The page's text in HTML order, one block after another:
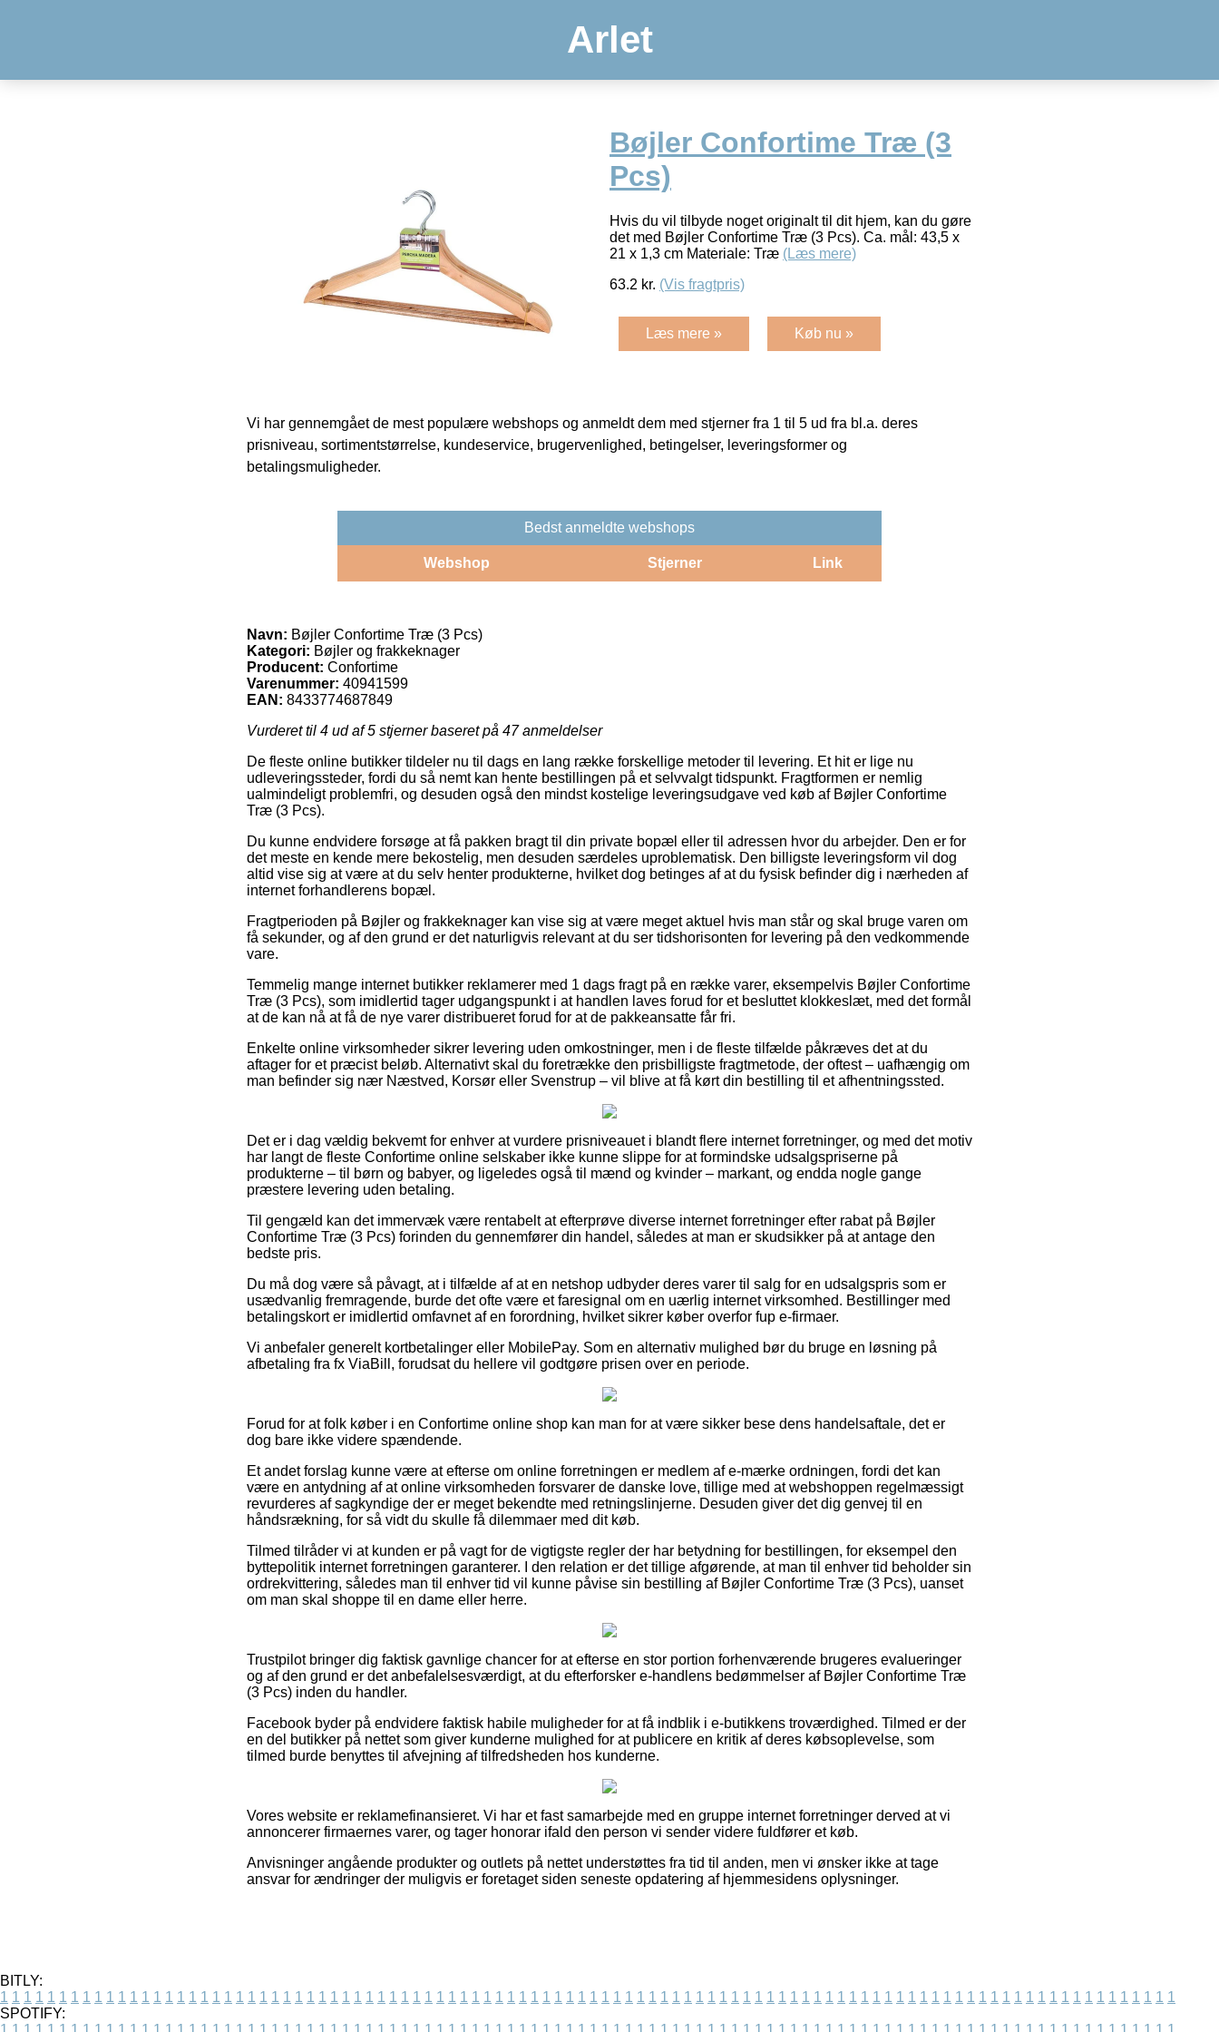
Arlet
Bøjler Confortime Træ (3
Pcs)
Hvis du vil tilbyde noget originalt til dit hjem, kan du gøre
det med Bøjler Confortime Træ (3 Pcs). Ca. mål: 43,5 x
21 x 1,3 cm Materiale: Træ (Læs mere)
63.2 kr. (Vis fragtpris)
Læs mere » Køb nu »
Vi har gennemgået de mest populære webshops og anmeldt dem med stjerner fra 1 til 5 ud fra bl.a. deres
prisniveau, sortimentstørrelse, kundeservice, brugervenlighed, betingelser, leveringsformer og
betalingsmuligheder.
Bedst anmeldte webshops
Webshop Stjerner Link
Navn: Bøjler Confortime Træ (3 Pcs)
Kategori: Bøjler og frakkeknager
Producent: Confortime
Varenummer: 40941599
EAN: 8433774687849
Vurderet til 4 ud af 5 stjerner baseret på 47anmeldelser
De fleste online butikker tildeler nu til dags en lang række forskellige metoder til levering. Et hit er lige nu
udleveringssteder, fordi du så nemt kan hente bestillingen på et selvvalgt tidspunkt. Fragtformen er nemlig
ualmindeligt problemfri, og desuden også den mindst kostelige leveringsudgave ved køb af Bøjler Confortime
Træ (3 Pcs).
Du kunne endvidere forsøge at få pakken bragt til din private bopæl eller til adressen hvor du arbejder. Den er for
det meste en kende mere bekostelig, men desuden særdeles uproblematisk. Den billigste leveringsform vil dog
altid vise sig at være at du selv henter produkterne, hvilket dog betinges af at du fysisk befinder dig i nærheden af
internet forhandlerens bopæl.
Fragtperioden på Bøjler og frakkeknager kan vise sig at være meget aktuel hvis man står og skal bruge varen om
få sekunder, og af den grund er det naturligvis relevant at du ser tidshorisonten for levering på den vedkommende
vare.
Temmelig mange internet butikker reklamerer med 1 dags fragt på en række varer, eksempelvis Bøjler Confortime
Træ (3 Pcs), som imidlertid tager udgangspunkt i at handlen laves forud for et besluttet klokkeslæt, med det formål
at de kan nå at få de nye varer distribueret forud for at de pakkeansatte får fri.
Enkelte online virksomheder sikrer levering uden omkostninger, men i de fleste tilfælde påkræves det at du
aftager for et præcist beløb. Alternativt skal du foretrække den prisbilligste fragtmetode, der oftest – uafhængig om
man befinder sig nær Næstved, Korsør eller Svenstrup – vil blive at få kørt din bestilling til et afhentningssted.
Det er i dag vældig bekvemt for enhver at vurdere prisniveauet i blandt flere internet forretninger, og med det motiv
har langt de fleste Confortime online selskaber ikke kunne slippe for at formindske udsalgspriserne på
produkterne – til børn og babyer, og ligeledes også til mænd og kvinder – markant, og endda nogle gange
præstere levering uden betaling.
Til gengæld kan det immervæk være rentabelt at efterprøve diverse internet forretninger efter rabat på Bøjler
Confortime Træ (3 Pcs) forinden du gennemfører din handel, således at man er skudsikker på at antage den
bedste pris.
Du må dog være så påvagt, at i tilfælde af at en netshop udbyder deres varer til salg for en udsalgspris som er
usædvanlig fremragende, burde det ofte være et faresignal om en uærlig internet virksomhed. Bestillinger med
betalingskort er imidlertid omfavnet af en forordning, hvilket sikrer køber overfor fup e-firmaer.
Vi anbefaler generelt kortbetalinger eller MobilePay. Som en alternativ mulighed bør du bruge en løsning på
afbetaling fra fx ViaBill, forudsat du hellere vil godtgøre prisen over en periode.
Forud for at folk køber i en Confortime online shop kan man for at være sikker bese dens handelsaftale, det er
dog bare ikke videre spændende.
Et andet forslag kunne være at efterse om online forretningen er medlem af e-mærke ordningen, fordi det kan
være en antydning af at online virksomheden forsvarer de danske love, tillige med at webshoppen regelmæssigt
revurderes af sagkyndige der er meget bekendte med retningslinjerne. Desuden giver det dig genvej til en
håndsrækning, for så vidt du skulle få dilemmaer med dit køb.
Tilmed tilråder vi at kunden er på vagt for de vigtigste regler der har betydning for bestillingen, for eksempel den
byttepolitik internet forretningen garanterer. I den relation er det tillige afgørende, at man til enhver tid beholder sin
ordrekvittering, således man til enhver tid vil kunne påvise sin bestilling af Bøjler Confortime Træ (3 Pcs), uanset
om man skal shoppe til en dame eller herre.
Trustpilot bringer dig faktisk gavnlige chancer for at efterse en stor portion forhenværende brugeres evalueringer
og af den grund er det anbefalelsesværdigt, at du efterforsker e-handlens bedømmelser af Bøjler Confortime Træ
(3 Pcs) inden du handler.
Facebook byder på endvidere faktisk habile muligheder for at få indblik i e-butikkens troværdighed. Tilmed er der
en del butikker på nettet som giver kunderne mulighed for at publicere en kritik af deres købsoplevelse, som
tilmed burde benyttes til afvejning af tilfredsheden hos kunderne.
Vores website er reklamefinansieret. Vi har et fast samarbejde med en gruppe internet forretninger derved at vi
annoncerer firmaernes varer, og tager honorar ifald den person vi sender videre fuldfører et køb.
Anvisninger angående produkter og outlets på nettet understøttes fra tid til anden, men vi ønsker ikke at tage
ansvar for ændringer der muligvis er foretaget siden seneste opdatering af hjemmesidens oplysninger.
BITLY:
1 1 1 1 1 1 1 1 1 1 1 1 1 1 1 1 1 1 1 1 1 1 1 1 1 1 1 1 1 1 1 1 1 1 1 1 1 1 1 1 1 1 1 1 1 1 1 1 1 1 1 1 1 1 1 1 1 1 1 1 1 1 1 1 1 1 1 1 1 1 1 1 1 1 1 1 1 1 1 1 1 1 1 1 1 1 1 1 1 1 1 1 1 1 1 1 1 1 1 1
SPOTIFY: